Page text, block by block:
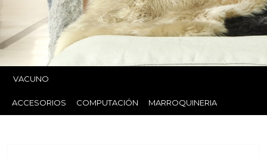
VACUNO
ACCESORIOS COMPUTACIÓN MARROQUINERIA